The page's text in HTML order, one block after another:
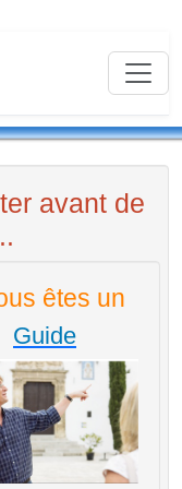
avant de
êtes un
Guide